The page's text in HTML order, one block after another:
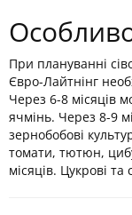
При плануванні
Євро-Лайтнінг
Через 6-8 місяців
ячмінь. Через 8-9
зернобобові
томати, тютюн,
місяців. Цукрові